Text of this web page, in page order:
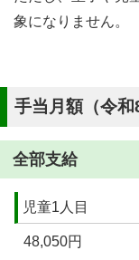
象になりません。
手当月額（令和
全部支給
児童1人目
48,050円